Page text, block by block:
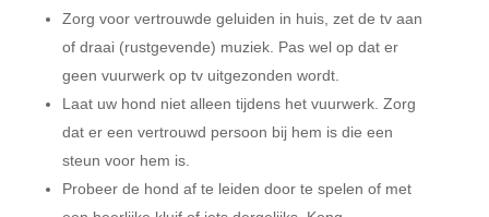
Zorg voor vertrouwde geluiden in huis, zet de tv aan
of draai (rustgevende) muziek. Pas wel op dat er
geen vuurwerk op tv uitgezonden wordt.
Laat uw hond niet alleen tijdens het vuurwerk. Zorg
dat er een vertrouwd persoon bij hem is die een
steun voor hem is.
Probeer de hond af te leiden door te spelen of met